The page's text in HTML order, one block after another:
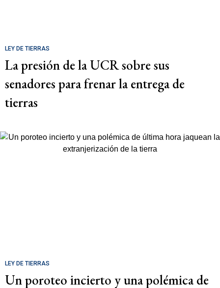
LEY DE TIERRAS
La presión de la UCR sobre sus
senadores para frenar la entrega de
tierras
LEY DE TIERRAS
Un poroteo incierto y una polémica de